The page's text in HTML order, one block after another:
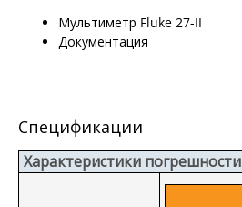
Мультиметр Fluke 27-II
Документация
Спецификации
Характеристики погрешности